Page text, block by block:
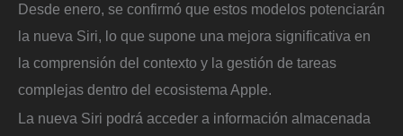
Desde enero, se confirmó que estos modelos potenciarán
la nueva Siri, lo que supone una mejora significativa en
la comprensión del contexto y la gestión de tareas
complejas dentro del ecosistema Apple.
La nueva Siri podrá acceder a información almacenada